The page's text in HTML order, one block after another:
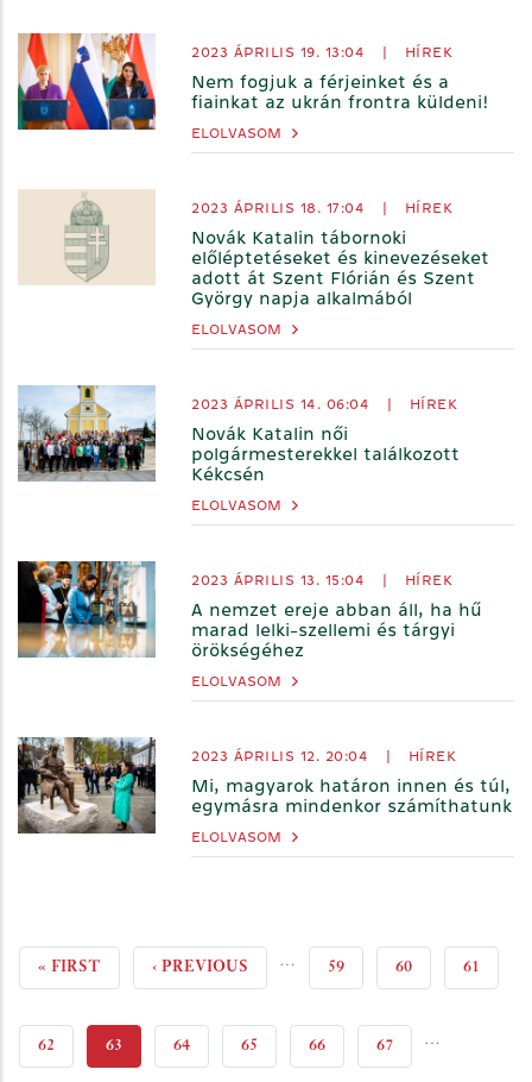
2023 ÁPRILIS 19. 13:04 HÍREK
Nem fogjuk a férjeinket és a
fiainkat az ukrán frontra küldeni!
ELOLVASOM
2023 ÁPRILIS 18. 17:04 HÍREK
Novák Katalin tábornoki
előléptetéseket és kinevezéseket
adott át Szent Flórián és Szent
György napja alkalmából
ELOLVASOM
2023 ÁPRILIS 14. 06:04 HÍREK
Novák Katalin női
polgármesterekkel találkozott
Kékcsén
ELOLVASOM
2023 ÁPRILIS 13. 15:04 HÍREK
A nemzet ereje abban áll, ha hű
marad lelki-szellemi és tárgyi
örökségéhez
ELOLVASOM
2023 ÁPRILIS 12. 20:04 HÍREK
Mi, magyarok határon innen és túl,
egymásra mindenkor számíthatunk
ELOLVASOM
ELSŐ
« FIRST ELŐZŐ
‹ PREVIOUS … PAGE
59 PAGE
60 PAGE
61
PAGE
62 JELENLEGI
63 PAGE
64 PAGE
65 PAGE
66 PAGE
67 …